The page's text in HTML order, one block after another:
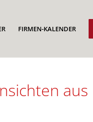
FIRMEN-KALENDER